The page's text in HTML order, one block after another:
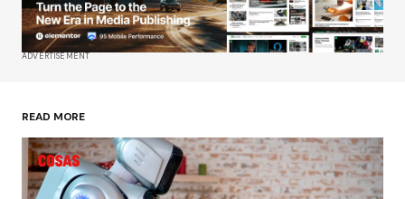
ADVERTISEMENT
READ MORE